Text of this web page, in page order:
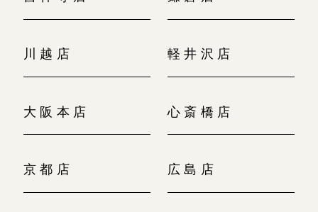
川越店 軽井沢店
大阪本店 心斎橋店
京都店 広島店